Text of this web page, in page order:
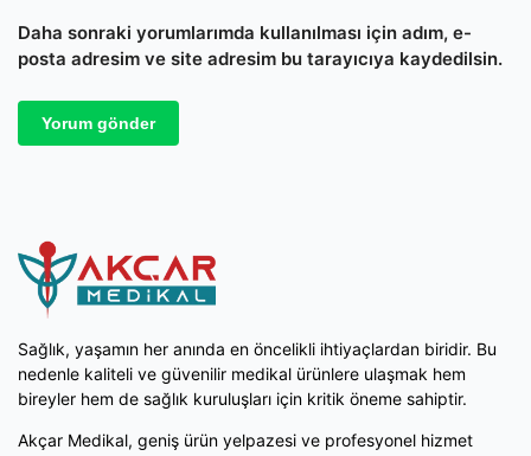
Daha sonraki yorumlarımda kullanılması için adım, e-
posta adresim ve site adresim bu tarayıcıya kaydedilsin.
Sağlık, yaşamın her anında en öncelikli ihtiyaçlardan biridir. Bu
nedenle kaliteli ve güvenilir medikal ürünlere ulaşmak hem
bireyler hem de sağlık kuruluşları için kritik öneme sahiptir.
Akçar Medikal, geniş ürün yelpazesi ve profesyonel hizmet